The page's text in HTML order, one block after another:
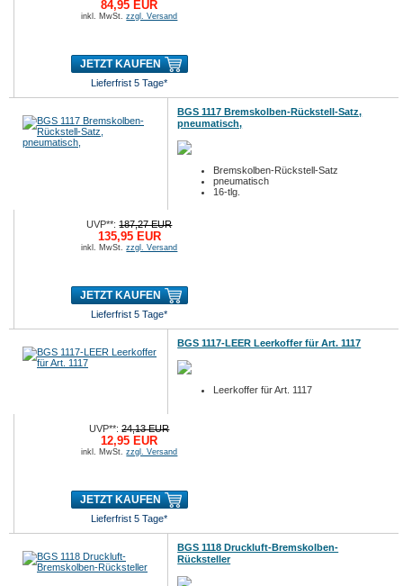
84,95 EUR
inkl. MwSt.zzgl. Versand
JETZT KAUFEN
Lieferfrist 5 Tage*
BGS 1117 Bremskolben-Rückstell-Satz,
pneumatisch,
Bremskolben-Rückstell-Satz
pneumatisch
16-tlg.
UVP**:187,27 EUR
135,95 EUR
inkl. MwSt.zzgl. Versand
JETZT KAUFEN
Lieferfrist 5 Tage*
BGS 1117-LEER Leerkoffer für Art. 1117
Leerkoffer für Art. 1117
UVP**:24,13 EUR
12,95 EUR
inkl. MwSt.zzgl. Versand
JETZT KAUFEN
Lieferfrist 5 Tage*
BGS 1118 Druckluft-Bremskolben-
Rücksteller